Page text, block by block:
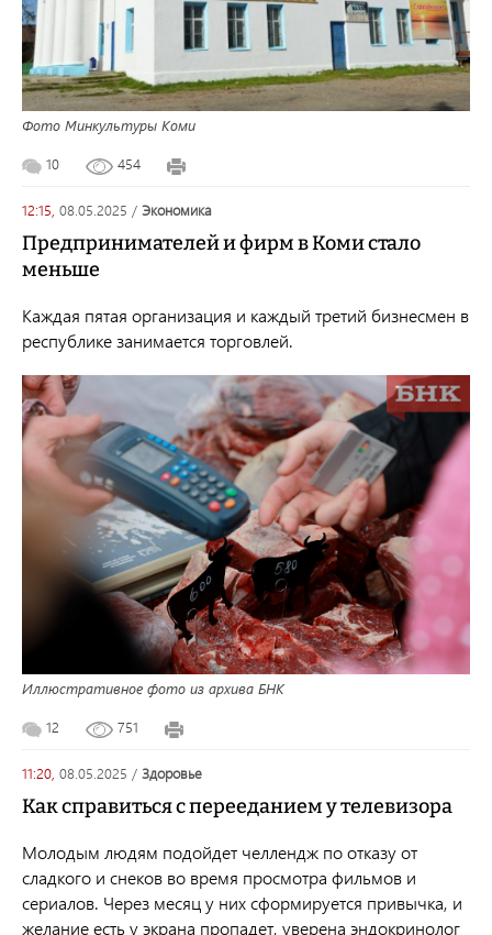
Фото Минкультуры Коми
10 454
12:15, 08.05.2025 / экономика
Предпринимателей и фирм в Коми стало
меньше
Каждая пятая организация и каждый третий бизнесмен в
республике занимается торговлей.
Иллюстративное фото из архива БНК
12 751
11:20, 08.05.2025 / здоровье
Как справиться с перееданием у телевизора
Молодым людям подойдет челлендж по отказу от
сладкого и снеков во время просмотра фильмов и
сериалов. Через месяц у них сформируется привычка, и
желание есть у экрана пропадет, уверена эндокринолог